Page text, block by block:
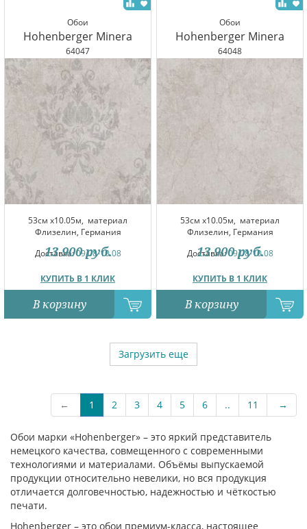
Обои
Hohenberger Minera
64047
53см x10.05м, материал
Флизелин, Германия
Доставка:09.08-10.08
КУПИТЬ В 1 КЛИК
13 900 руб.
В корзину
Обои
Hohenberger Minera
64048
53см x10.05м, материал
Флизелин, Германия
Доставка:09.08-10.08
КУПИТЬ В 1 КЛИК
13 900 руб.
В корзину
Загрузить еще
← 1 2 3 4 5 6 .. 11 →
Обои марки «Hohenberger» – это яркий представитель
немецкого качества, совмещенного с современными
технологиями и материалами. Объёмы выпускаемой
продукции относительно невелики, но вся продукция
отличается долговечностью, надежностью и чёткостью
печати.
Hohenberger – это обои премиум-класса, настоящее